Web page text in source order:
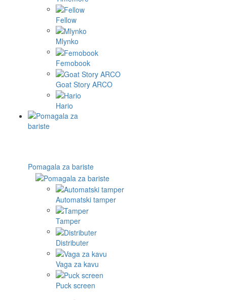
Fellow
Mlynko
Femobook
Goat Story ARCO
Hario
Pomagala za bariste
Automatski tamper
Tamper
Distributer
Vaga za kavu
Puck screen